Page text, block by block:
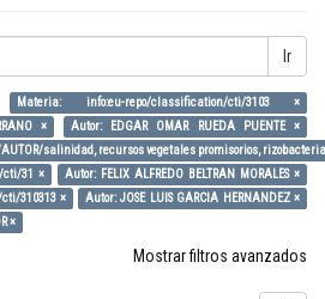
Ir
Materia: info:eu-repo/classification/cti/3103 ×
×
Autor: EDGAR OMAR RUEDA PUENTE ×
salinidad, recursos vegetales promisorios,
cti/31 ×
Autor: FELIX ALFREDO BELTRAN MORALES ×
310313 ×
Autor: JOSE LUIS GARCIA HERNANDEZ ×
×
Mostrar filtros avanzados